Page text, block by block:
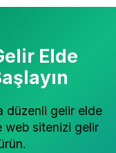
Elde
düzenli gelir elde
web sitenizi gelir